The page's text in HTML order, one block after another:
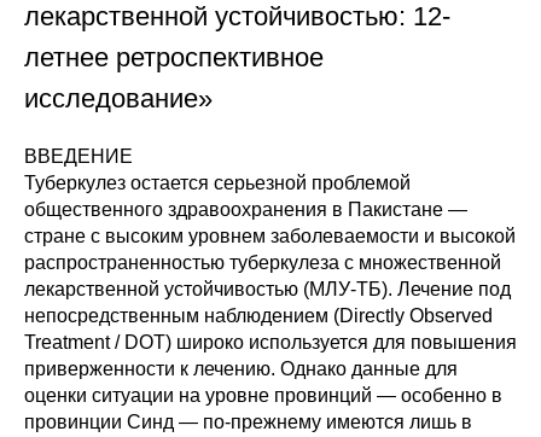
лекарственной устойчивостью: 12-
летнее ретроспективное
исследование»
ВВЕДЕНИЕ
Туберкулез остается серьезной проблемой
общественного здравоохранения в Пакистане —
стране с высоким уровнем заболеваемости и высокой
распространенностью туберкулеза с множественной
лекарственной устойчивостью (МЛУ-ТБ). Лечение под
непосредственным наблюдением (Directly Observed
Treatment / DOT) широко используется для повышения
приверженности к лечению. Однако данные для
оценки ситуации на уровне провинций — особенно в
провинции Синд — по-прежнему имеются лишь в